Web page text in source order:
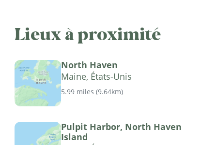
Lieux à proximité
North Haven
Maine, États-Unis
5.99 miles (9.64km)
Pulpit Harbor, North Haven
Island